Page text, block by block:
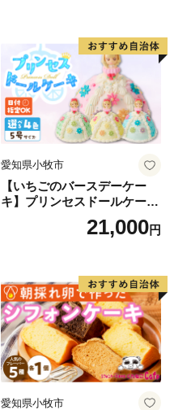
デコレーションケーキ ホー
ルケーキ
愛知県小牧市
【いちごのバースデーケー
キ】プリンセスドールケーキ
日時指定可 スイーツ デザー
ト 洋菓子 お取り寄せ 愛知県
デコレーションケーキ ホー
ルケーキ 人形 かわいい こど
も
21,000円
愛知県小牧市